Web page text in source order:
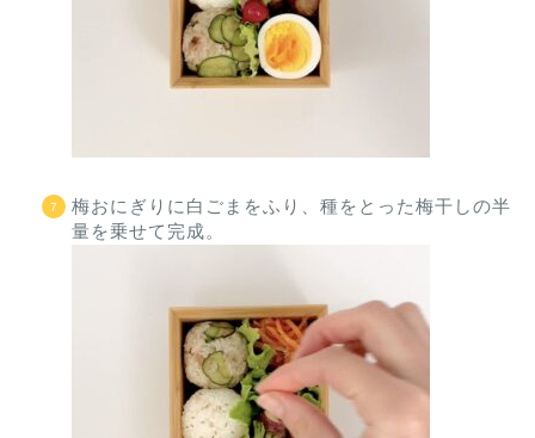
梅おにぎりに白ごまをふり、種をとった梅干しの半
量を乗せて完成。